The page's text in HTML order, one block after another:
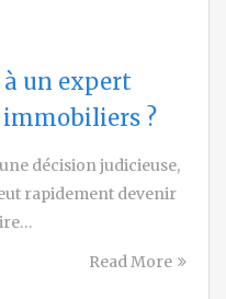
un expert
immobiliers ?
décision judicieuse,
rapidement devenir
Read More